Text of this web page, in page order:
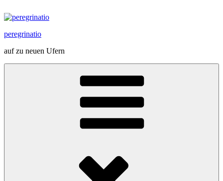
Inhalt
peregrinatio
auf zu neuen Ufern